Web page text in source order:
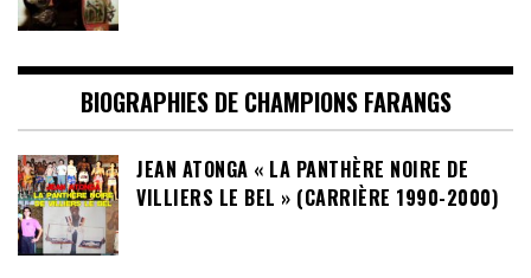
BIOGRAPHIES DE CHAMPIONS FARANGS
JEAN ATONGA « LA PANTHÈRE NOIRE DE
VILLIERS LE BEL » (CARRIÈRE 1990-2000)